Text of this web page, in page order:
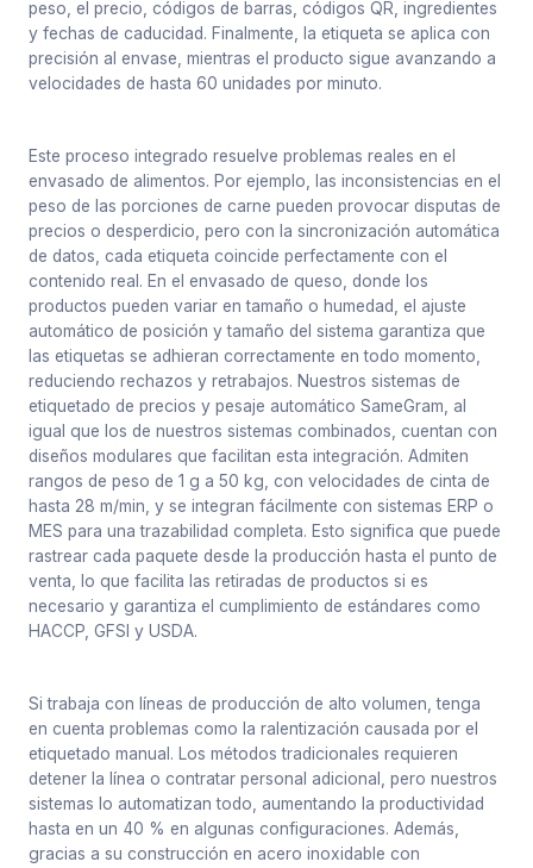
peso, el precio, códigos de barras, códigos QR, ingredientes
y fechas de caducidad. Finalmente, la etiqueta se aplica con
precisión al envase, mientras el producto sigue avanzando a
velocidades de hasta 60 unidades por minuto.
Este proceso integrado resuelve problemas reales en el
envasado de alimentos. Por ejemplo, las inconsistencias en el
peso de las porciones de carne pueden provocar disputas de
precios o desperdicio, pero con la sincronización automática
de datos, cada etiqueta coincide perfectamente con el
contenido real. En el envasado de queso, donde los
productos pueden variar en tamaño o humedad, el ajuste
automático de posición y tamaño del sistema garantiza que
las etiquetas se adhieran correctamente en todo momento,
reduciendo rechazos y retrabajos. Nuestros sistemas de
etiquetado de precios y pesaje automático SameGram, al
igual que los de nuestros sistemas combinados, cuentan con
diseños modulares que facilitan esta integración. Admiten
rangos de peso de 1 g a 50 kg, con velocidades de cinta de
hasta 28 m/min, y se integran fácilmente con sistemas ERP o
MES para una trazabilidad completa. Esto significa que puede
rastrear cada paquete desde la producción hasta el punto de
venta, lo que facilita las retiradas de productos si es
necesario y garantiza el cumplimiento de estándares como
HACCP, GFSI y USDA.
Si trabaja con líneas de producción de alto volumen, tenga
en cuenta problemas como la ralentización causada por el
etiquetado manual. Los métodos tradicionales requieren
detener la línea o contratar personal adicional, pero nuestros
sistemas lo automatizan todo, aumentando la productividad
hasta en un 40 % en algunas configuraciones. Además,
gracias a su construcción en acero inoxidable con